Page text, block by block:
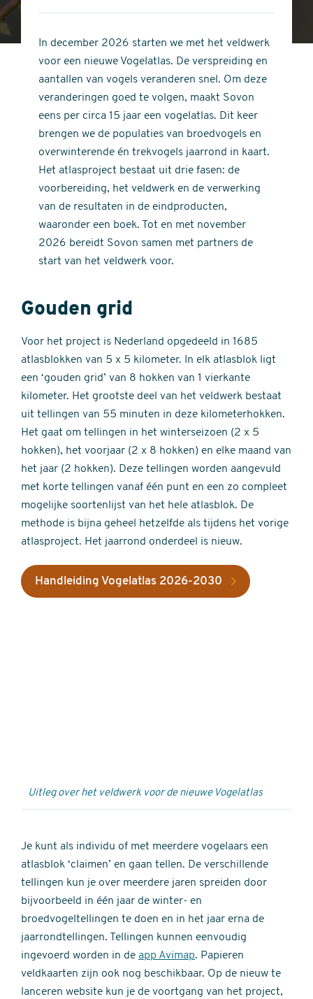
stars
of
stars
In december 2026 starten we met het veldwerk
voor een nieuwe Vogelatlas. De verspreiding en
aantallen van vogels veranderen snel. Om deze
veranderingen goed te volgen, maakt Sovon
eens per circa 15 jaar een vogelatlas. Dit keer
brengen we de populaties van broedvogels en
overwinterende én trekvogels jaarrond in kaart.
Het atlasproject bestaat uit drie fasen: de
voorbereiding, het veldwerk en de verwerking
van de resultaten in de eindproducten,
waaronder een boek. Tot en met november
2026 bereidt Sovon samen met partners de
start van het veldwerk voor.
Gouden grid
Voor het project is Nederland opgedeeld in 1685
atlasblokken van 5 x 5 kilometer. In elk atlasblok ligt
een ‘gouden grid’ van 8 hokken van 1 vierkante
kilometer. Het grootste deel van het veldwerk bestaat
uit tellingen van 55 minuten in deze kilometerhokken.
Het gaat om tellingen in het winterseizoen (2 x 5
hokken), het voorjaar (2 x 8 hokken) en elke maand van
het jaar (2 hokken). Deze tellingen worden aangevuld
met korte tellingen vanaf één punt en een zo compleet
mogelijke soortenlijst van het hele atlasblok. De
methode is bijna geheel hetzelfde als tijdens het vorige
atlasproject. Het jaarrond onderdeel is nieuw.
Handleiding Vogelatlas 2026-2030
Uitleg over het veldwerk voor de nieuwe Vogelatlas
Je kunt als individu of met meerdere vogelaars een
atlasblok ‘claimen’ en gaan tellen. De verschillende
tellingen kun je over meerdere jaren spreiden door
bijvoorbeeld in één jaar de winter- en
broedvogeltellingen te doen en in het jaar erna de
jaarrondtellingen. Tellingen kunnen eenvoudig
ingevoerd worden in de app Avimap. Papieren
veldkaarten zijn ook nog beschikbaar. Op de nieuw te
lanceren website kun je de voortgang van het project,